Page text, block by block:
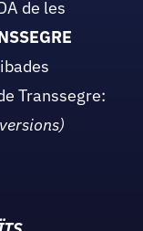
de les
Transsegre: